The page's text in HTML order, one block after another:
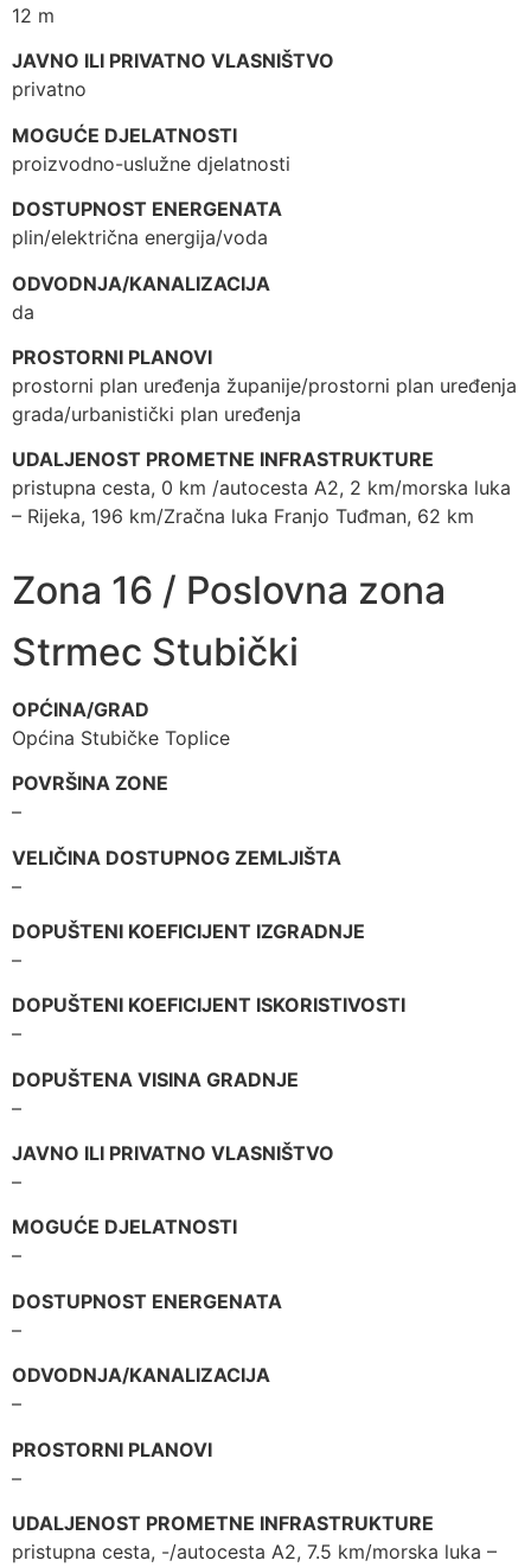
12 m
JAVNO ILI PRIVATNO VLASNIŠTVO
privatno
MOGUĆE DJELATNOSTI
proizvodno-uslužne djelatnosti
DOSTUPNOST ENERGENATA
plin/električna energija/voda
ODVODNJA/KANALIZACIJA
da
PROSTORNI PLANOVI
prostorni plan uređenja županije/prostorni plan uređenja
grada/urbanistički plan uređenja
UDALJENOST PROMETNE INFRASTRUKTURE
pristupna cesta, 0 km /autocesta A2, 2 km/morska luka
– Rijeka, 196 km/Zračna luka Franjo Tuđman, 62 km
Zona 16 / Poslovna zona
Strmec Stubički
OPĆINA/GRAD
Općina Stubičke Toplice
POVRŠINA ZONE
–
VELIČINA DOSTUPNOG ZEMLJIŠTA
–
DOPUŠTENI KOEFICIJENT IZGRADNJE
–
DOPUŠTENI KOEFICIJENT ISKORISTIVOSTI
–
DOPUŠTENA VISINA GRADNJE
–
JAVNO ILI PRIVATNO VLASNIŠTVO
–
MOGUĆE DJELATNOSTI
–
DOSTUPNOST ENERGENATA
–
ODVODNJA/KANALIZACIJA
–
PROSTORNI PLANOVI
–
UDALJENOST PROMETNE INFRASTRUKTURE
pristupna cesta, -/autocesta A2, 7.5 km/morska luka –